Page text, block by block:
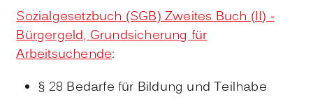
Sozialgesetzbuch (SGB) Zweites Buch (II) -
Bürgergeld, Grundsicherung für
Arbeitsuchende:
§ 28 Bedarfe für Bildung und Teilhabe